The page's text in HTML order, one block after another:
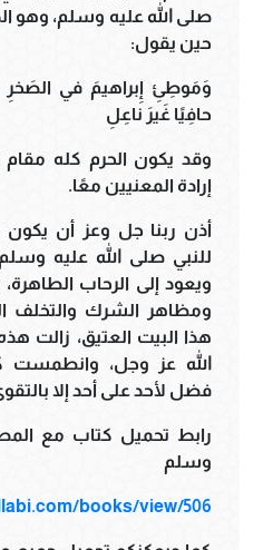
صلى الله عليه وسلم، وهو
حين يقول:
وَمَوطِئِ إِبراهيمَ في
حافِيًا غَيرَ ناعِلِ
وقد يكون الحرم كله مقام
إرادة المعنيين معًا.
أذن ربنا جل وعز أن يكون
للنبي صلى الله عليه
ويعود إلى الرحاب
ومظاهر الشرك والتخلف
هذا البيت العتيق، زالت
الله عز وجل، وانطمست
فضل لأحد على أحد إلا
رابط تحميل كتاب مع
وسلم
books/view/506